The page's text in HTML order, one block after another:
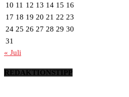
10 11 12 13 14 15 16
17 18 19 20 21 22 23
24 25 26 27 28 29 30
31
« Juli
REDAKTIONSTIPP